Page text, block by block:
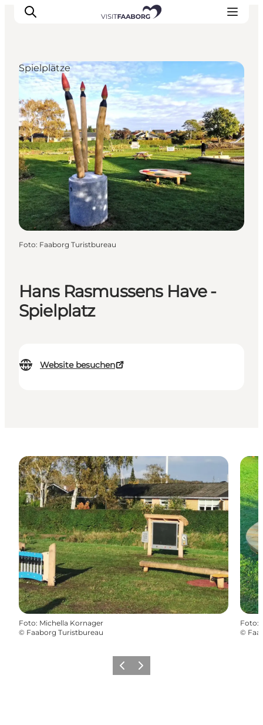
Unterkünfte
Gastronomie
Erlebnisse
Inselhüpfen
Outdoor
Kalender
Hans Rasmussens Have -
Spielplatz
Website besuchen
Spielplätze
Foto: Faaborg Turistbureau
Foto: Michella Kornager
© Faaborg Turistbureau
Foto:
©
Vorherige Folie
Nächste Folie